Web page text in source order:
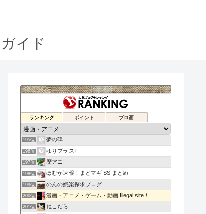
イド
ランキング ポイント ブロ画
193位 引火遊芸ポートフォリオ帳
194位 welcome to our...
195位 夢の碑
196位 ゆりプラス+
197位 歴アニ
198位 ほむか速報！まどマギ SS まとめ
199位 のんの娯楽探求ブログ
200位 漫画・アニメ・ゲーム・動画 Illegal site！
201位 ねこだら